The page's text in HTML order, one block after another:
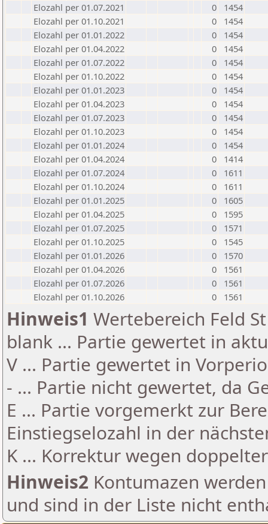
Elozahl per 01.07.2021
0
1454
Elozahl per 01.10.2021
0
1454
Elozahl per 01.01.2022
0
1454
Elozahl per 01.04.2022
0
1454
Elozahl per 01.07.2022
0
1454
Elozahl per 01.10.2022
0
1454
Elozahl per 01.01.2023
0
1454
Elozahl per 01.04.2023
0
1454
Elozahl per 01.07.2023
0
1454
Elozahl per 01.10.2023
0
1454
Elozahl per 01.01.2024
0
1454
Elozahl per 01.04.2024
0
1414
Elozahl per 01.07.2024
0
1611
Elozahl per 01.10.2024
0
1611
Elozahl per 01.01.2025
0
1605
Elozahl per 01.04.2025
0
1595
Elozahl per 01.07.2025
0
1571
Elozahl per 01.10.2025
0
1545
Elozahl per 01.01.2026
0
1570
Elozahl per 01.04.2026
0
1561
Elozahl per 01.07.2026
0
1561
Elozahl per 01.10.2026
0 1561
Hinweis1 Wertebereich Feld
blank ... Partie gewertet in
V ... Partie gewertet in
- ... Partie nicht gewertet, da
E ... Partie vorgemerkt zur
Einstiegselozahl in der
K ... Korrektur wegen
Hinweis2 Kontumazen
und sind in der Liste nicht